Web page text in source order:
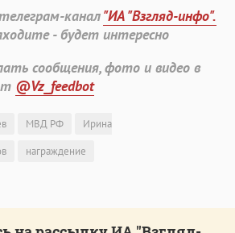
канал"ИА "Взгляд-инфо".
- будет интересно
сообщения, фото и видео в
@Vz_feedbot
МВД РФ
Ирина
награждение